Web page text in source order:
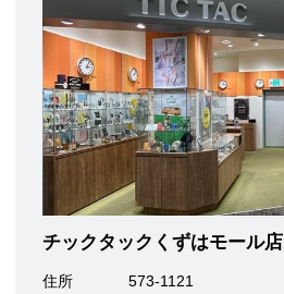
チックタックくずはモール店
住所
573-1121